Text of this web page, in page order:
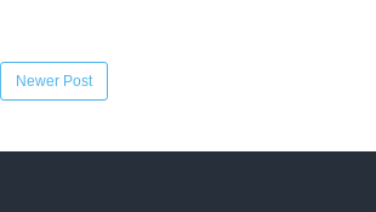
Newer Post